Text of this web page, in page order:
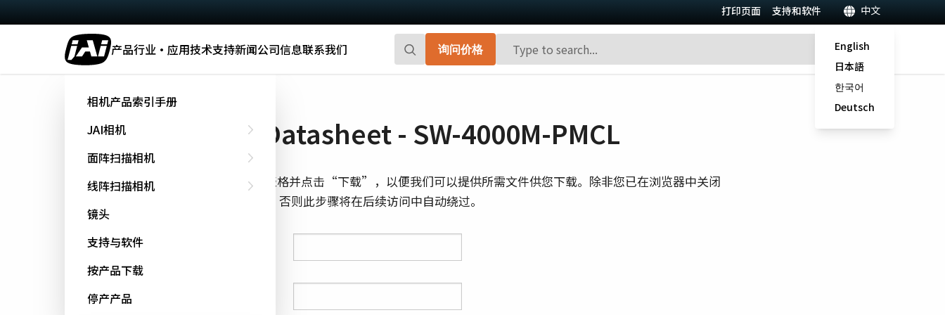
打印页面 支持和软件 中文
English
日本語
한국어
Deutsch
产品行业·应用技术支持新闻公司信息联系我们 询问价格
相机产品索引手册
JAI相机
面阵扫描相机
线阵扫描相机
镜头
支持与软件
按产品下载
停产产品
系统的CMOS区域扫描相机。
高帧率和前沿的传感器技术。
Spark系列
先进的面阵扫描相机，能够提供高分辨
率、高帧率和高图像质量。
Fusion系列
多传感器多光谱面阵扫描相机，具备适用
于专业成像应用的独特功能。
可订制搭载有两个或三个传感器的多光谱
3-CMOS棱镜式RGB面阵扫描相机，能够比
下载 Datasheet - SW-4000M-PMCL
填写下面的表格并点击“下载”，以便我们可以提供所需文件供您下载。除非您已在浏览器中关闭
cookie跟踪，否则此步骤将在后续访问中自动绕过。